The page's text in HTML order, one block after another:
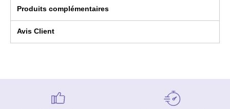
Produits complémentaires
Avis Client